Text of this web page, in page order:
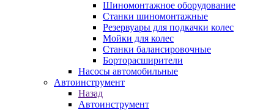
Шиномонтажное оборудование
Станки шиномонтажные
Резервуары для подкачки колес
Мойки для колес
Станки балансировочные
Борторасширители
Насосы автомобильные
Автоинструмент
Назад
Автоинструмент